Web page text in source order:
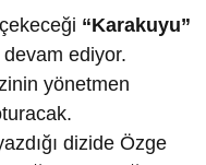
“Karakuyu”
devam ediyor.
yönetmen
dizide Özge